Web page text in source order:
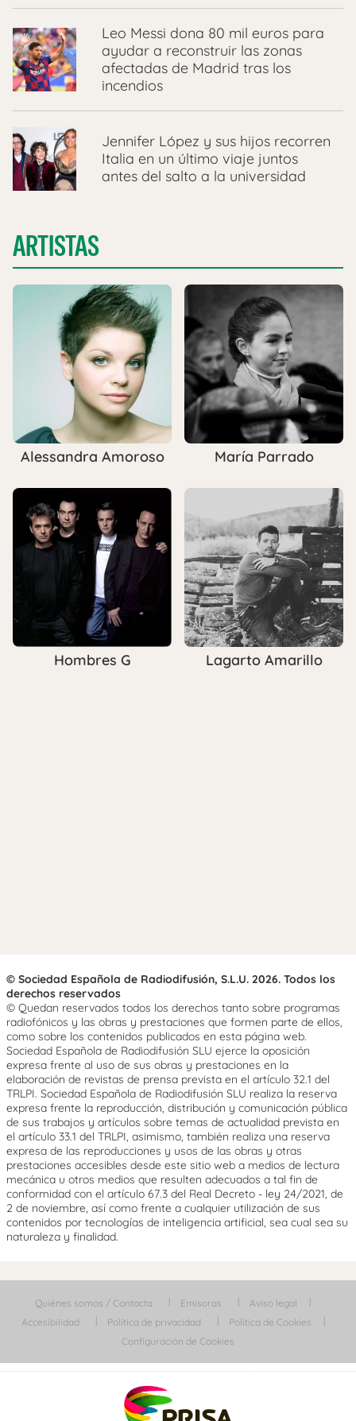
Leo Messi dona 80 mil euros para
ayudar a reconstruir las zonas
afectadas de Madrid tras los
incendios
Jennifer López y sus hijos recorren
Italia en un último viaje juntos
antes del salto a la universidad
ARTISTAS
Alessandra Amoroso María Parrado
Hombres G Lagarto Amarillo
© Sociedad Española de Radiodifusión, S.L.U. 2026. Todos los
derechos reservados
© Quedan reservados todos los derechos tanto sobre programas
radiofónicos y las obras y prestaciones que formen parte de ellos,
como sobre los contenidos publicados en esta página web.
Sociedad Española de Radiodifusión SLU ejerce la oposición
expresa frente al uso de sus obras y prestaciones en la
elaboración de revistas de prensa prevista en el artículo 32.1 del
TRLPI. Sociedad Española de Radiodifusión SLU realiza la reserva
expresa frente la reproducción, distribución y comunicación pública
de sus trabajos y artículos sobre temas de actualidad prevista en
el artículo 33.1 del TRLPI, asimismo, también realiza una reserva
expresa de las reproducciones y usos de las obras y otras
prestaciones accesibles desde este sitio web a medios de lectura
mecánica u otros medios que resulten adecuados a tal fin de
conformidad con el artículo 67.3 del Real Decreto - ley 24/2021, de
2 de noviembre, así como frente a cualquier utilización de sus
contenidos por tecnologías de inteligencia artificial, sea cual sea su
naturaleza y finalidad.
Quiénes somos / Contacta Emisoras
Aviso legal
Accesibilidad
Política de privacidad
Política de Cookies
Configuración de Cookies